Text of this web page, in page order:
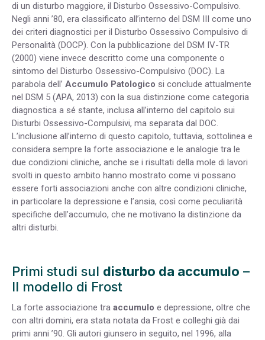
di un disturbo maggiore, il Disturbo Ossessivo-Compulsivo.
Negli anni ’80, era classificato all’interno del DSM III come uno
dei criteri diagnostici per il Disturbo Ossessivo Compulsivo di
Personalità (DOCP). Con la pubblicazione del DSM IV-TR
(2000) viene invece descritto come una componente o
sintomo del Disturbo Ossessivo-Compulsivo (DOC). La
parabola dell’ Accumulo Patologico si conclude attualmente
nel DSM 5 (APA, 2013) con la sua distinzione come categoria
diagnostica a sé stante, inclusa all’interno del capitolo sui
Disturbi Ossessivo-Compulsivi, ma separata dal DOC.
L’inclusione all’interno di questo capitolo, tuttavia, sottolinea e
considera sempre la forte associazione e le analogie tra le
due condizioni cliniche, anche se i risultati della mole di lavori
svolti in questo ambito hanno mostrato come vi possano
essere forti associazioni anche con altre condizioni cliniche,
in particolare la depressione e l’ansia, così come peculiarità
specifiche dell’accumulo, che ne motivano la distinzione da
altri disturbi.
Primi studi sul disturbo da accumulo –
Il modello di Frost
La forte associazione tra accumulo e depressione, oltre che
con altri domini, era stata notata da Frost e colleghi già dai
primi anni ’90. Gli autori giunsero in seguito, nel 1996, alla